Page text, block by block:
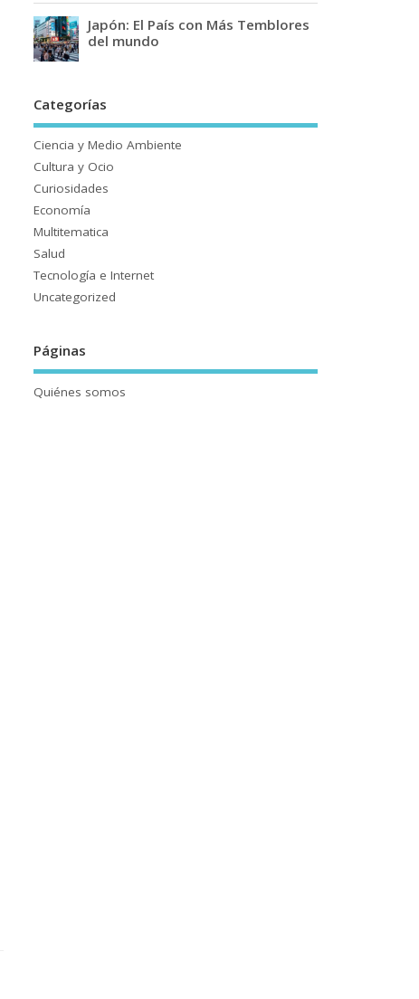
Japón: El País con Más Temblores
del mundo
Categorías
Ciencia y Medio Ambiente
Cultura y Ocio
Curiosidades
Economía
Multitematica
Salud
Tecnología e Internet
Uncategorized
Páginas
Quiénes somos